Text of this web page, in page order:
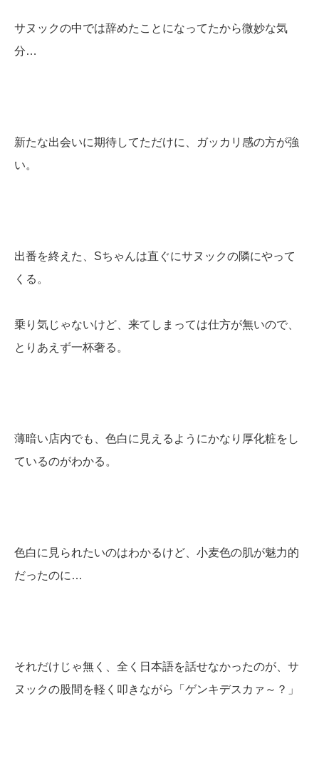
サヌックの中では辞めたことになってたから微妙な気
分…
新たな出会いに期待してただけに、ガッカリ感の方が強
い。
出番を終えた、Sちゃんは直ぐにサヌックの隣にやって
くる。
乗り気じゃないけど、来てしまっては仕方が無いので、
とりあえず一杯奢る。
薄暗い店内でも、色白に見えるようにかなり厚化粧をし
ているのがわかる。
色白に見られたいのはわかるけど、小麦色の肌が魅力的
だったのに…
それだけじゃ無く、全く日本語を話せなかったのが、サ
ヌックの股間を軽く叩きながら「ゲンキデスカァ～？」